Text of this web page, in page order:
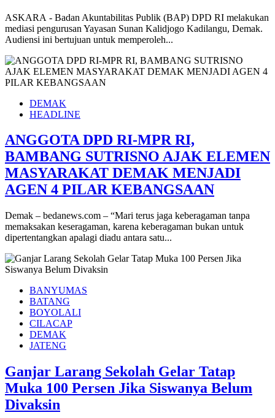
ASKARA - Badan Akuntabilitas Publik (BAP) DPD RI melakukan
mediasi pengurusan Yayasan Sunan Kalidjogo Kadilangu, Demak.
Audiensi ini bertujuan untuk memperoleh...
DEMAK
HEADLINE
ANGGOTA DPD RI-MPR RI,
BAMBANG SUTRISNO AJAK ELEMEN
MASYARAKAT DEMAK MENJADI
AGEN 4 PILAR KEBANGSAAN
Demak – bedanews.com – “Mari terus jaga keberagaman tanpa
memaksakan keseragaman, karena keberagaman bukan untuk
dipertentangkan apalagi diadu antara satu...
BANYUMAS
BATANG
BOYOLALI
CILACAP
DEMAK
JATENG
Ganjar Larang Sekolah Gelar Tatap
Muka 100 Persen Jika Siswanya Belum
Divaksin